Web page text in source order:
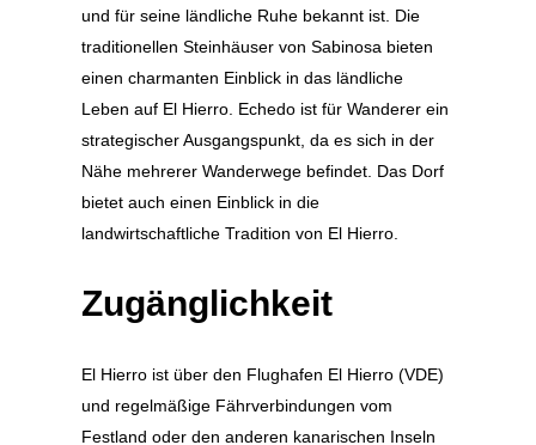
und für seine ländliche Ruhe bekannt ist. Die
traditionellen Steinhäuser von Sabinosa bieten
einen charmanten Einblick in das ländliche
Leben auf El Hierro. Echedo ist für Wanderer ein
strategischer Ausgangspunkt, da es sich in der
Nähe mehrerer Wanderwege befindet. Das Dorf
bietet auch einen Einblick in die
landwirtschaftliche Tradition von El Hierro.
Zugänglichkeit
El Hierro ist über den Flughafen El Hierro (VDE)
und regelmäßige Fährverbindungen vom
Festland oder den anderen kanarischen Inseln